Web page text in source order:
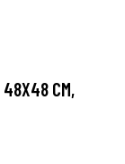
48X48 CM,